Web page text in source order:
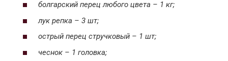
болгарский перец любого цвета – 1 кг;
лук репка – 3 шт;
острый перец стручковый – 1 шт;
чеснок – 1 головка;